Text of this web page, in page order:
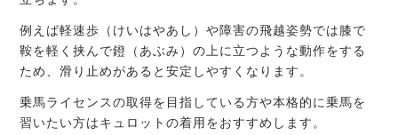
例えば軽速歩（けいはやあし）や障害の飛越姿勢では膝で
鞍を軽く挟んで鐙（あぶみ）の上に立つような動作をする
ため、滑り止めがあると安定しやすくなります。
乗馬ライセンスの取得を目指している方や本格的に乗馬を
習いたい方はキュロットの着用をおすすめします。